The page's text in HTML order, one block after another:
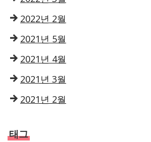
2022년 2월
2021년 5월
2021년 4월
2021년 3월
2021년 2월
태그